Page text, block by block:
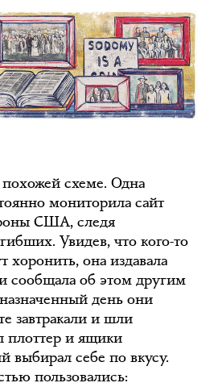
схеме. Одна
мониторила сайт
США, следя
Увидев, что кого-то
хоронить, она издавала
сообщала об этом другим
день они
завтракали и шли
плоттер и ящики
выбирал себе по вкусу.
пользовались: